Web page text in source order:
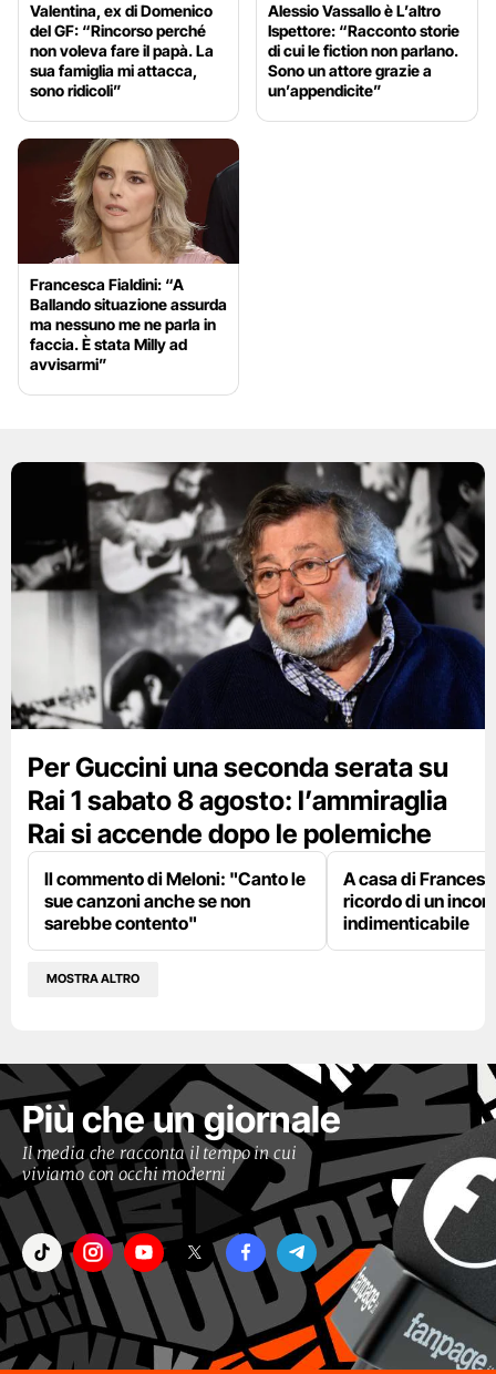
Valentina, ex di Domenico
del GF: “Rincorso perché
non voleva fare il papà. La
sua famiglia mi attacca,
sono ridicoli”
Alessio Vassallo è L’altro
Ispettore: “Racconto storie
di cui le fiction non parlano.
Sono un attore grazie a
un’appendicite”
Francesca Fialdini: “A
Ballando situazione assurda
ma nessuno me ne parla in
faccia. È stata Milly ad
avvisarmi”
Per Guccini una seconda serata su
Rai 1 sabato 8 agosto: l’ammiraglia
Rai si accende dopo le polemiche
Il commento di Meloni: "Canto le
sue canzoni anche se non
sarebbe contento"
A casa di
ricordo di un
indimenticabile
MOSTRA ALTRO
Più che un giornale
Il media che racconta il tempo in cui
viviamo con occhi moderni